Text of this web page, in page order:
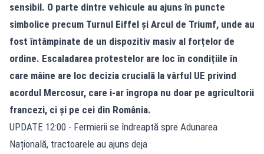
sensibil. O parte dintre vehicule au ajuns în puncte
simbolice precum Turnul Eiffel și Arcul de Triumf, unde au
fost întâmpinate de un dispozitiv masiv al forțelor de
ordine. Escaladarea protestelor are loc în condițiile în
care mâine are loc decizia crucială la vârful UE privind
acordul Mercosur, care i-ar îngropa nu doar pe agricultorii
francezi, ci și pe cei din România.
UPDATE 12:00 - Fermierii se îndreaptă spre Adunarea
Națională, tractoarele au ajuns deja